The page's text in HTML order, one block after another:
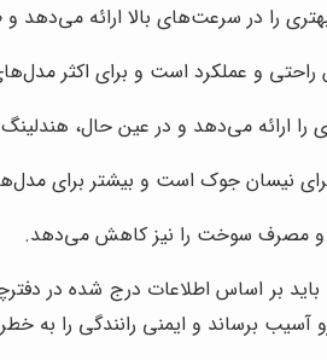
را در سرعت‌های بالا ارائه می‌دهد
راحتی و عملکرد است و برای اکثر
را ارائه می‌دهد و در عین حال، هندلینگ
برای نیسان جوک است و بیشتر برای
و مصرف سوخت را نیز کاهش می‌دهد.
بر اساس اطلاعات درج شده در
برساند و ایمنی رانندگی را به خطر